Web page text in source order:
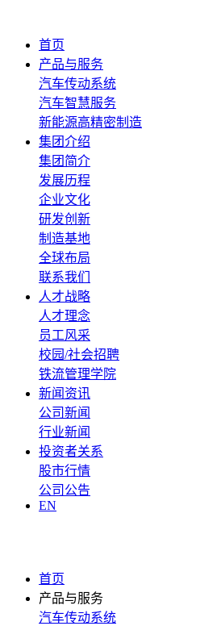
首页
产品与服务
汽车传动系统
汽车智慧服务
新能源高精密制造
集团介绍
集团简介
发展历程
企业文化
研发创新
制造基地
全球布局
联系我们
人才战略
人才理念
员工风采
校园/社会招聘
铁流管理学院
新闻资讯
公司新闻
行业新闻
投资者关系
股市行情
公司公告
EN
首页
产品与服务
汽车传动系统